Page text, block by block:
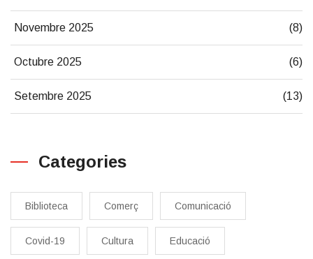
Novembre 2025 (8)
Octubre 2025 (6)
Setembre 2025 (13)
Categories
Biblioteca Comerç Comunicació
Covid-19 Cultura Educació